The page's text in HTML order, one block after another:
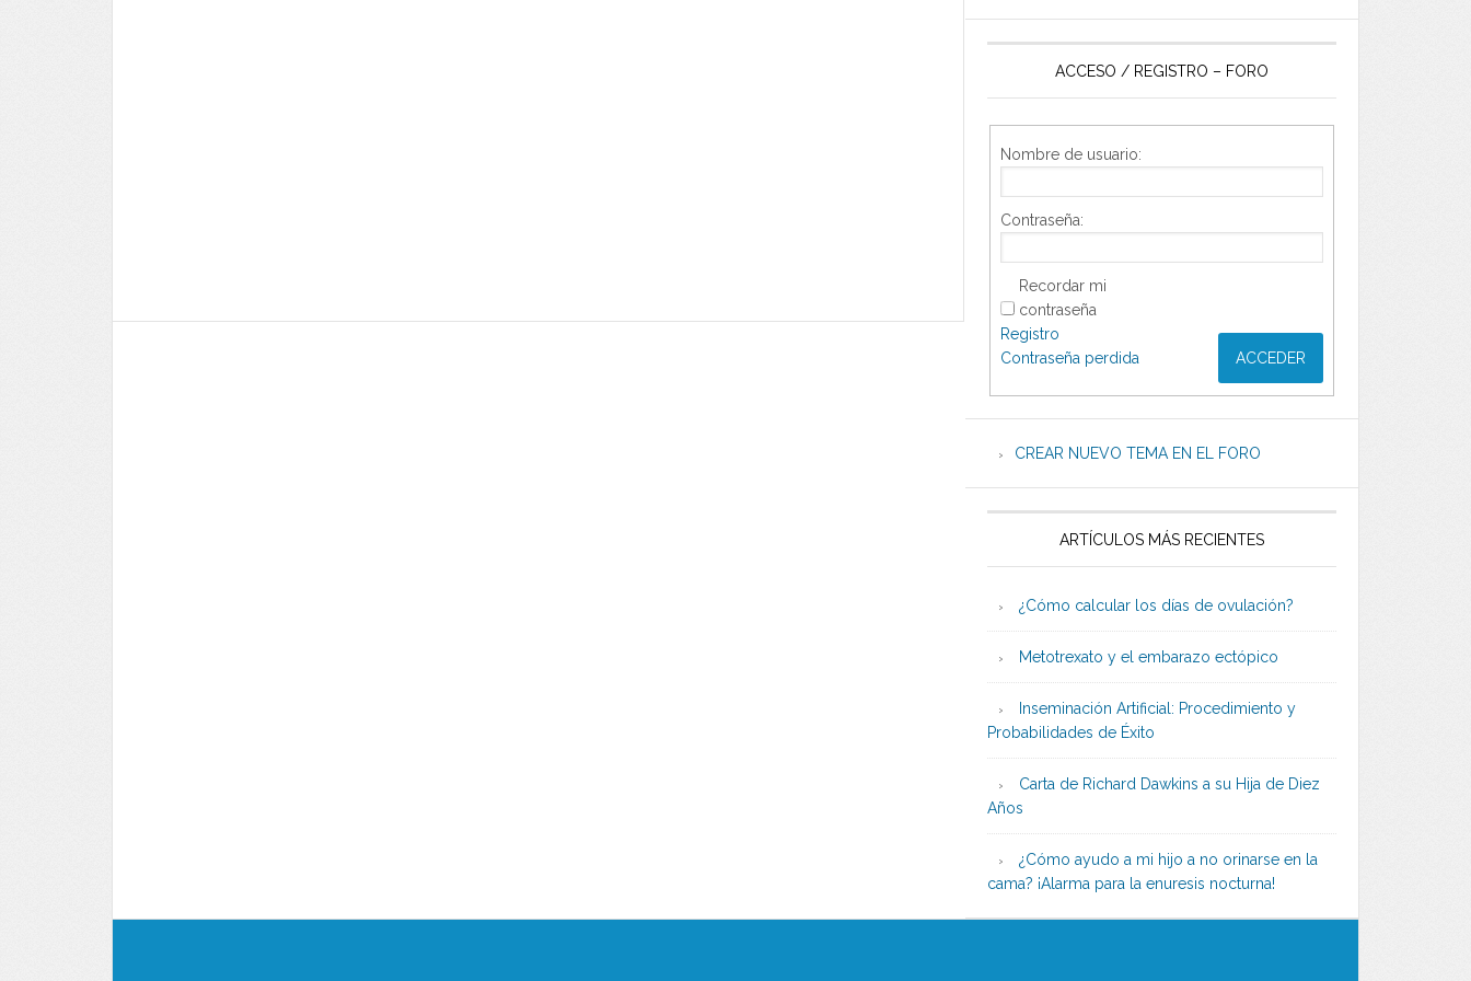
ACCESO / REGISTRO – FORO
Nombre de usuario:
Contraseña:
Recordar mi
contraseña
ACCEDER
Registro
Contraseña perdida
CREAR NUEVO TEMA EN EL FORO
ARTÍCULOS MÁS RECIENTES
¿Cómo calcular los días de ovulación?
Metotrexato y el embarazo ectópico
Inseminación Artificial: Procedimiento y
Probabilidades de Éxito
Carta de Richard Dawkins a su Hija de Diez
Años
¿Cómo ayudo a mi hijo a no orinarse en la
cama? ¡Alarma para la enuresis nocturna!